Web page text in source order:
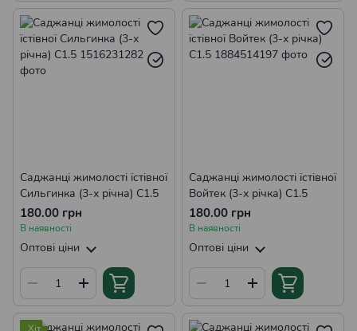
Саджанці жимолості їстівної
Сильгинка (3-х річна) С1.5
180.00 грн
В наявності
Оптові ціни
Саджанці жимолості їстівної
Войтек (3-х річка) С1.5
180.00 грн
В наявності
Оптові ціни